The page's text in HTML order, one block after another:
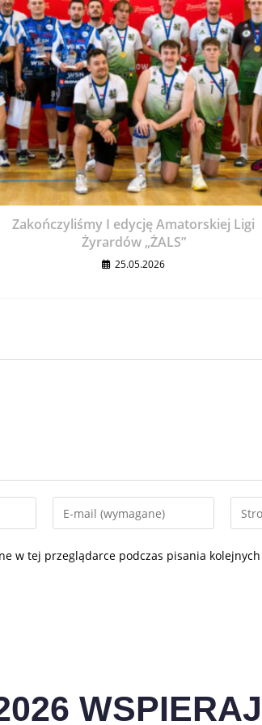
Zakończyliśmy I edycję Amatorskiej Ligi
Żyrardów „ŻALS”
25.05.2026
w tej przeglądarce podczas pisania